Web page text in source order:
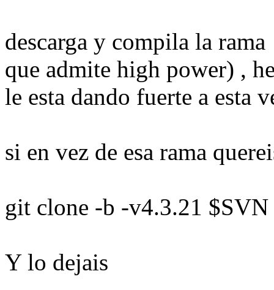
descarga y compila la
que admite high power) ,
le esta dando fuerte a esta
si en vez de esa rama
git clone -b -v4.3.21 $SVN
Y lo dejais